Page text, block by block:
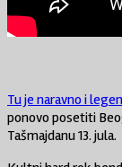
Tu je naravno i
ponovo posetiti
Tašmajdanu 13. jula.